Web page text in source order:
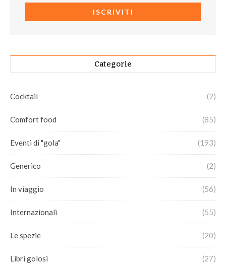
Categorie
Cocktail (2)
Comfort food (85)
Eventi di "gola" (193)
Generico (2)
In viaggio (56)
Internazionali (55)
Le spezie (20)
Libri golosi (27)